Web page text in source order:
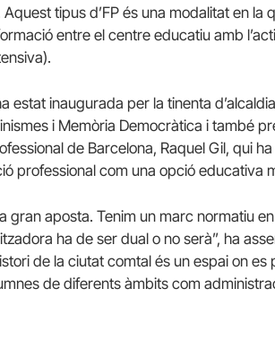
Aquest tipus d’FP és una modalitat en
entre el centre educatiu amb
estat inaugurada per la tinenta
i Memòria Democràtica i també
de Barcelona, Raquel Gil, qui
professional com una opció educativa
gran aposta. Tenim un marc normatiu
ha de ser dual o no serà”, ha
de la ciutat comtal és un espai on
de diferents àmbits com